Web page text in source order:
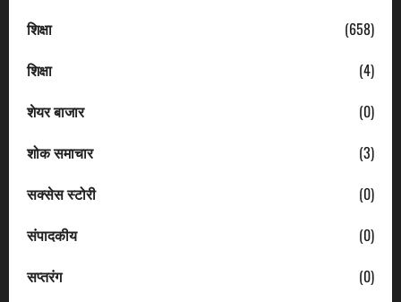
शिक्षा
(658)
शिक्षा
(4)
शेयर बाजार
(0)
शोक समाचार
(3)
सक्सेस स्टोरी
(0)
संपादकीय
(0)
सप्तरंग
(0)